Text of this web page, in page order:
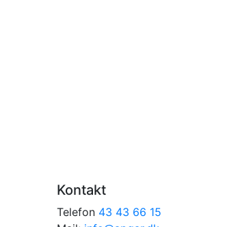
Kontakt
Telefon 43 43 66 15